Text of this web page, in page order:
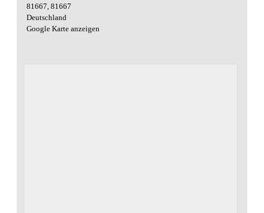
81667 81667
Deutschland
Google Karte anzeigen